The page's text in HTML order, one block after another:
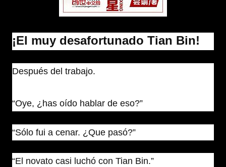
¡El muy desafortunado Tian Bin!
Después del trabajo.
“Oye, ¿has oído hablar de eso?”
“Sólo fui a cenar. ¿Que pasó?”
“El novato casi luchó con Tian Bin.”